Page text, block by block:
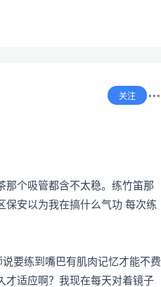
关注
个吸管都含不太稳。练竹笛那
保安以为我在搞什么气功 每次练
要练到嘴巴有肌肉记忆才能不费
才适应啊？我现在每天对着镜子